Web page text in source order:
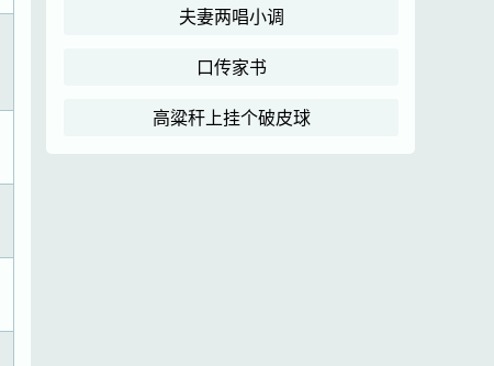
夫妻两唱小调
口传家书
高粱秆上挂个破皮球